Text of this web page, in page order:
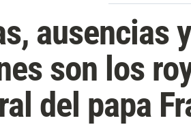
ausencias
son los
del papa